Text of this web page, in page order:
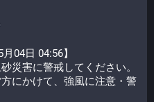
04日 04:56】
災害に警戒してください。
にかけて、強風に注意・警